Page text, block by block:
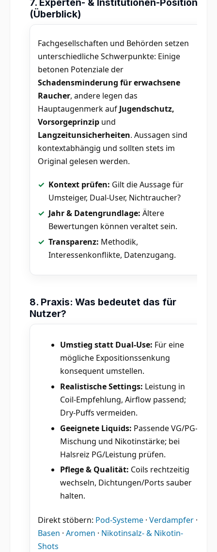
(Überblick)
Fachgesellschaften und Behörden setzen
unterschiedliche Schwerpunkte: Einige
betonen Potenziale der
Schadensminderung für erwachsene
Raucher, andere legen das
Hauptaugenmerk auf Jugendschutz,
Vorsorgeprinzip und
Langzeitunsicherheiten. Aussagen sind
kontextabhängig und sollten stets im
Original gelesen werden.
Kontext prüfen: Gilt die Aussage für
Umsteiger, Dual-User, Nichtraucher?
Jahr & Datengrundlage: Ältere
Bewertungen können veraltet sein.
Transparenz: Methodik,
Interessenkonflikte, Datenzugang.
8. Praxis: Was bedeutet das für
Nutzer?
Umstieg statt Dual-Use: Für eine
mögliche Expositionssenkung
konsequent umstellen.
Realistische Settings: Leistung in
Coil-Empfehlung, Airflow passend;
Dry-Puffs vermeiden.
Geeignete Liquids: Passende VG/PG-
Mischung und Nikotinstärke; bei
Halsreiz PG/Leistung prüfen.
Pflege & Qualität: Coils rechtzeitig
wechseln, Dichtungen/Ports sauber
halten.
Direkt stöbern: Pod-Systeme ·Verdampfer ·
Basen ·Aromen · Nikotinsalz- & Nikotin-
Shots